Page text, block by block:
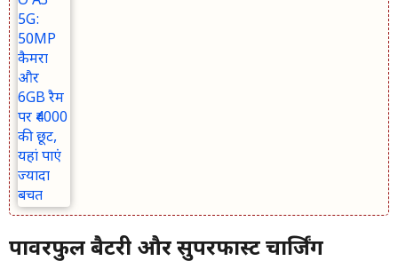
पावरफुल बैटरी और सुपरफास्ट चार्जिंग